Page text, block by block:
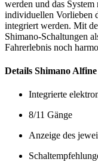
werden und das
individuellen Vorlieben
integriert werden. Mit
Shimano-Schaltungen
Fahrerlebnis noch
Details Shimano
Integrierte
8/11 Gänge
Anzeige des